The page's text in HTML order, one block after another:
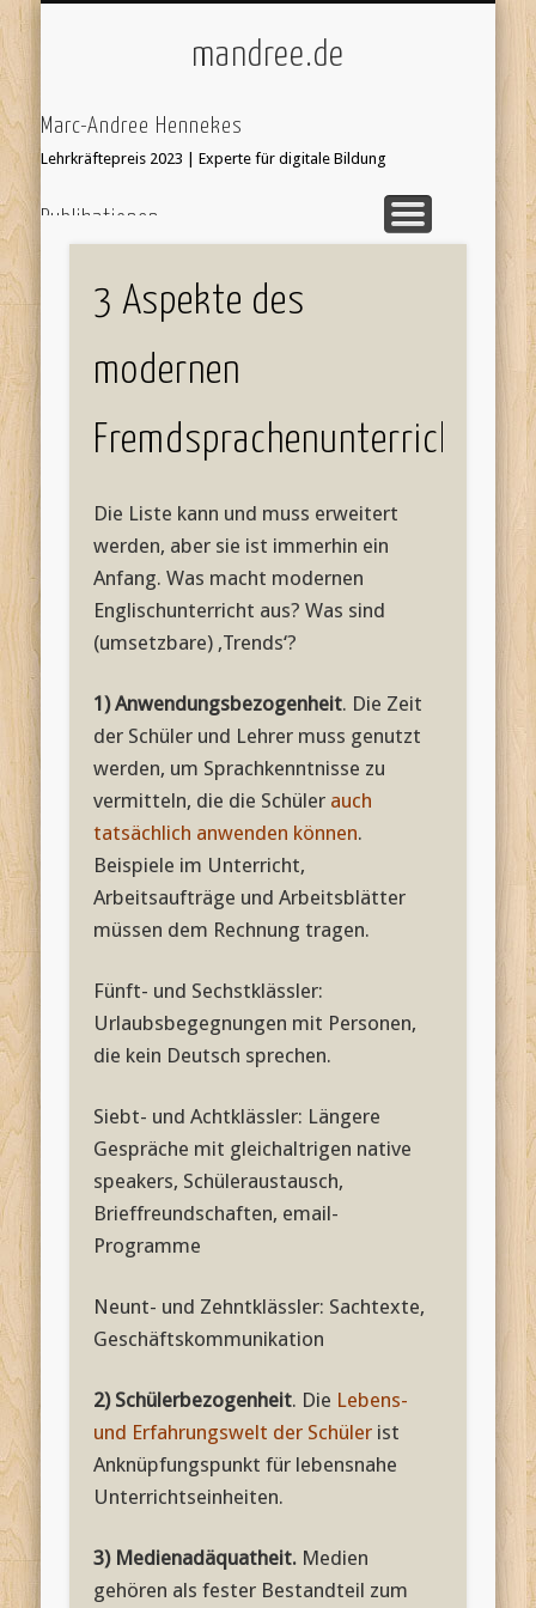
mandree.de
Marc-Andree Hennekes
Lehrkräftepreis 2023 | Experte für digitale Bildung
Publikationen
Bildersuche
webcoach. Lehrerband
'Stop Motion Filme im Unterricht' in 'Web 2.0 im
Fremdsprachenunterricht'
3 Aspekte des
modernen
Fremdsprachenunterrichts
Die Liste kann und muss erweitert
werden, aber sie ist immerhin ein
Anfang. Was macht modernen
Englischunterricht aus? Was sind
(umsetzbare) ‚Trends‘?
1) Anwendungsbezogenheit. Die Zeit
der Schüler und Lehrer muss genutzt
werden, um Sprachkenntnisse zu
vermitteln, die die Schüler auch
tatsächlich anwenden können.
Beispiele im Unterricht,
Arbeitsaufträge und Arbeitsblätter
müssen dem Rechnung tragen.
Fünft- und Sechstklässler:
Urlaubsbegegnungen mit Personen,
die kein Deutsch sprechen.
Siebt- und Achtklässler: Längere
Gespräche mit gleichaltrigen native
speakers, Schüleraustausch,
Brieffreundschaften, email-
Programme
Neunt- und Zehntklässler: Sachtexte,
Geschäftskommunikation
2) Schülerbezogenheit. Die Lebens-
und Erfahrungswelt der Schüler ist
Anknüpfungspunkt für lebensnahe
Unterrichtseinheiten.
3) Medienadäquatheit. Medien
gehören als fester Bestandteil zum